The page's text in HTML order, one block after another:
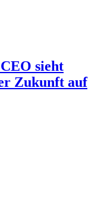
sieht
Zukunft auf